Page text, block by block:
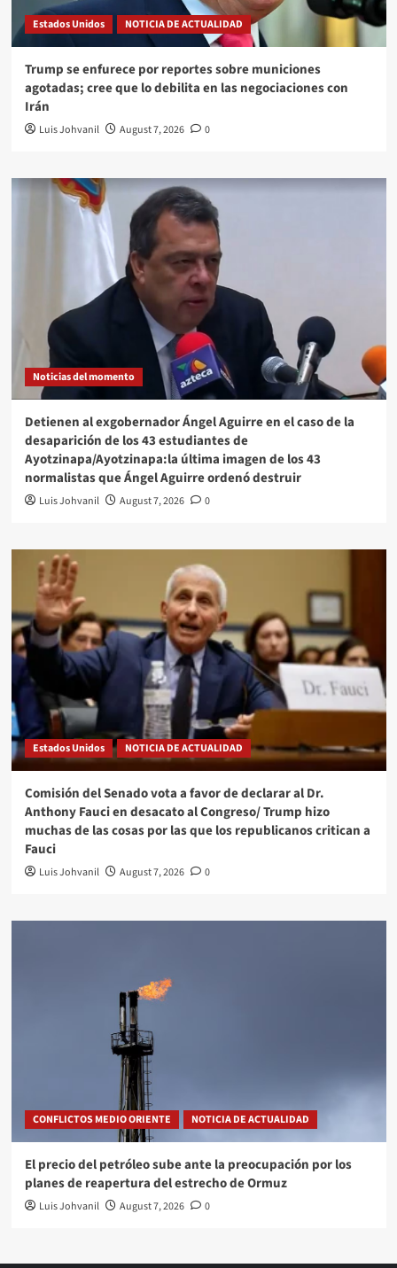
Estados Unidos NOTICIA DE ACTUALIDAD
Trump se enfurece por reportes sobre municiones
agotadas; cree que lo debilita en las negociaciones con
Irán
Luis Johvanil August 7, 2026 0
Noticias del momento
Detienen al exgobernador Ángel Aguirre en el caso de la
desaparición de los 43 estudiantes de
Ayotzinapa/Ayotzinapa:la última imagen de los 43
normalistas que Ángel Aguirre ordenó destruir
Luis Johvanil August 7, 2026 0
Estados Unidos NOTICIA DE ACTUALIDAD
Comisión del Senado vota a favor de declarar al Dr.
Anthony Fauci en desacato al Congreso/ Trump hizo
muchas de las cosas por las que los republicanos critican a
Fauci
Luis Johvanil August 7, 2026 0
CONFLICTOS MEDIO ORIENTE NOTICIA DE ACTUALIDAD
El precio del petróleo sube ante la preocupación por los
planes de reapertura del estrecho de Ormuz
Luis Johvanil August 7, 2026 0